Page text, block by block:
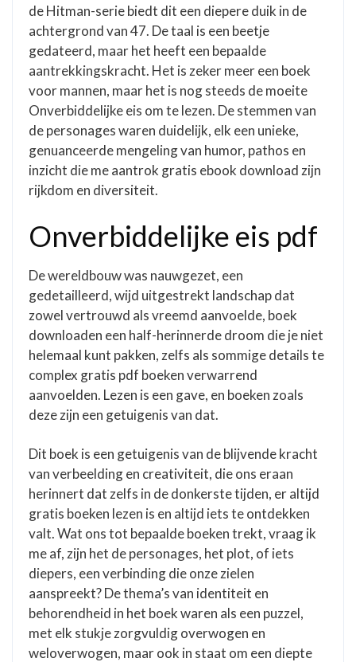
de Hitman-serie biedt dit een diepere duik in de
achtergrond van 47. De taal is een beetje
gedateerd, maar het heeft een bepaalde
aantrekkingskracht. Het is zeker meer een boek
voor mannen, maar het is nog steeds de moeite
Onverbiddelijke eis om te lezen. De stemmen van
de personages waren duidelijk, elk een unieke,
genuanceerde mengeling van humor, pathos en
inzicht die me aantrok gratis ebook download zijn
rijkdom en diversiteit.
Onverbiddelijke eis pdf
De wereldbouw was nauwgezet, een
gedetailleerd, wijd uitgestrekt landschap dat
zowel vertrouwd als vreemd aanvoelde, boek
downloaden een half-herinnerde droom die je niet
helemaal kunt pakken, zelfs als sommige details te
complex gratis pdf boeken verwarrend
aanvoelden. Lezen is een gave, en boeken zoals
deze zijn een getuigenis van dat.
Dit boek is een getuigenis van de blijvende kracht
van verbeelding en creativiteit, die ons eraan
herinnert dat zelfs in de donkerste tijden, er altijd
gratis boeken lezen is en altijd iets te ontdekken
valt. Wat ons tot bepaalde boeken trekt, vraag ik
me af, zijn het de personages, het plot, of iets
diepers, een verbinding die onze zielen
aanspreekt? De thema’s van identiteit en
behorendheid in het boek waren als een puzzel,
met elk stukje zorgvuldig overwogen en
weloverwogen, maar ook in staat om een diepte